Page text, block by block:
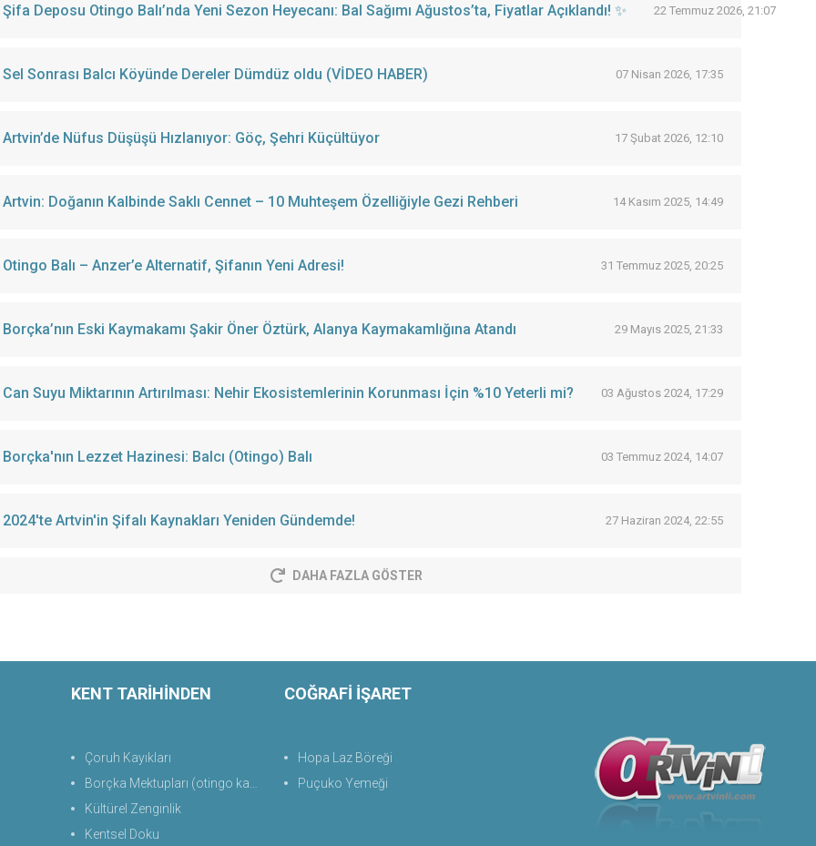
Şifa Deposu Otingo Balı’nda Yeni Sezon Heyecanı: Bal Sağımı Ağustos’ta, Fiyatlar Açıklandı! ✨ 22 Temmuz 2026, 21:07
Sel Sonrası Balcı Köyünde Dereler Dümdüz oldu (VİDEO HABER) 07 Nisan 2026, 17:35
Artvin’de Nüfus Düşüşü Hızlanıyor: Göç, Şehri Küçültüyor 17 Şubat 2026, 12:10
Artvin: Doğanın Kalbinde Saklı Cennet – 10 Muhteşem Özelliğiyle Gezi Rehberi 14 Kasım 2025, 14:49
Otingo Balı – Anzer’e Alternatif, Şifanın Yeni Adresi! 31 Temmuz 2025, 20:25
Borçka’nın Eski Kaymakamı Şakir Öner Öztürk, Alanya Kaymakamlığına Atandı 29 Mayıs 2025, 21:33
Can Suyu Miktarının Artırılması: Nehir Ekosistemlerinin Korunması İçin %10 Yeterli mi? 03 Ağustos 2024, 17:29
Borçka'nın Lezzet Hazinesi: Balcı (Otingo) Balı 03 Temmuz 2024, 14:07
2024'te Artvin'in Şifalı Kaynakları Yeniden Gündemde! 27 Haziran 2024, 22:55
DAHA FAZLA GÖSTER
KENT TARİHİNDEN
Çoruh Kayıkları
Borçka Mektupları (otingo kaplıcası)
Kültürel Zenginlik
Kentsel Doku
COĞRAFİ İŞARET
Hopa Laz Böreği
Puçuko Yemeği